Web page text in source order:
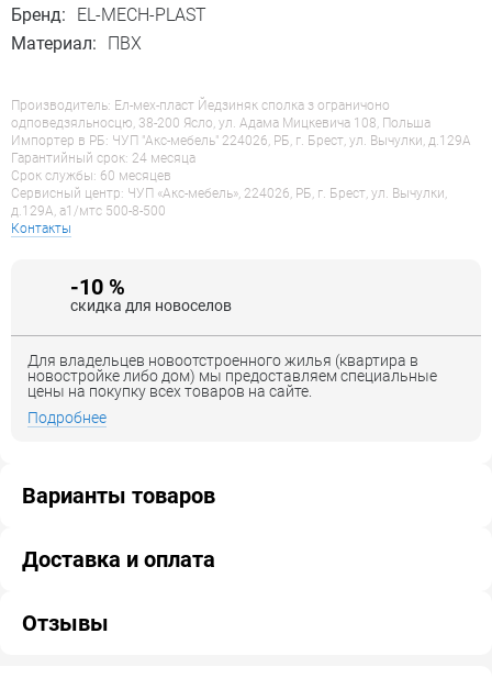
Бренд:
EL-MECH-PLAST
Материал:
ПВХ
Производитель: Ел-мех-пласт Йедзиняк сполка з ограничоно
одповедзяльносцю, 38-200 Ясло, ул. Адама Мицкевича 108, Польша
Импортер в РБ: ЧУП "Акс-мебель" 224026, РБ, г. Брест, ул. Вычулки, д.129А
Гарантийный срок: 24 месяца
Срок службы: 60 месяцев
Сервисный центр: ЧУП «Акс-мебель», 224026, РБ, г. Брест, ул. Вычулки,
д.129А, a1/мтс 500-8-500
Контакты
-10 %
скидка для новоселов
Для владельцев новоотстроенного жилья (квартира в
новостройке либо дом) мы предоставляем специальные
цены на покупку всех товаров на сайте.
Подробнее
Варианты товаров
Доставка и оплата
Отзывы